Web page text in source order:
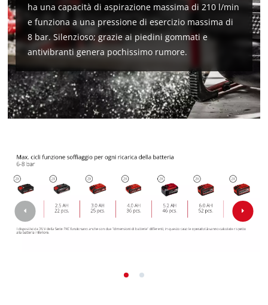
ha una capacità di aspirazione massima di 210 l/min
e funziona a una pressione di esercizio massima di
8 bar. Silenzioso; grazie ai piedini gommati e
antivibranti genera pochissimo rumore.